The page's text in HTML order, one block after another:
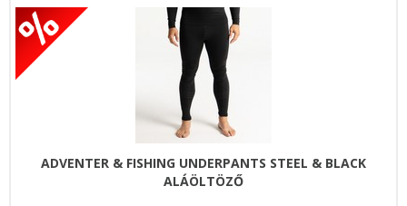
ADVENTER & FISHING UNDERPANTS STEEL & BLACK
ALÁÖLTÖZŐ